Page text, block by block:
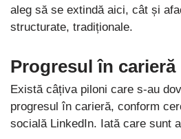
aleg să se extindă aici, cât și
structurate, tradiționale.
Progresul în carieră
Există câțiva piloni care s-au
progresul în carieră, conform
socială LinkedIn. Iată care sunt